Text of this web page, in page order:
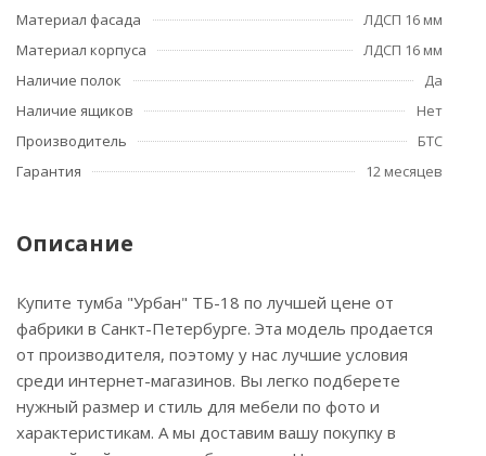
Материал фасада
ЛДСП 16 мм
Материал корпуса
ЛДСП 16 мм
Наличие полок
Да
Наличие ящиков
Нет
Производитель
БТС
Гарантия
12 месяцев
Описание
Купите тумба "Урбан" ТБ-18 по лучшей цене от
фабрики в Санкт-Петербурге. Эта модель продается
от производителя, поэтому у нас лучшие условия
среди интернет-магазинов. Вы легко подберете
нужный размер и стиль для мебели по фото и
характеристикам. А мы доставим вашу покупку в